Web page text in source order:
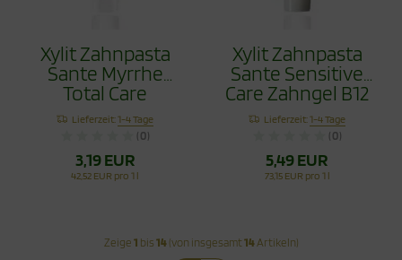
Xylit Zahnpasta
Sante Myrrhe
Total Care
Fluoridfrei 75ml
Lieferzeit:1-4 Tage
(0)
3,19 EUR
42,52 EUR pro 1 l
Xylit Zahnpasta
Sante Sensitive
Care Zahngel B12
75ml ohne Flourid
Lieferzeit:1-4 Tage
(0)
5,49 EUR
73,15 EUR pro 1 l
Zeige 1 bis 14(von insgesamt14Artikeln)